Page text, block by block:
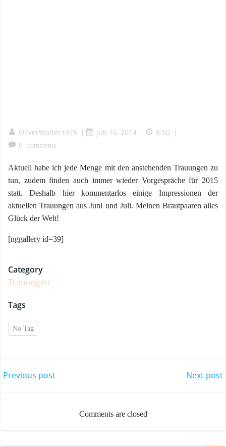
OliverWalter1978 | Juli 16, 2014 | 8:50 |
0 comments
Aktuell habe ich jede Menge mit den anstehenden Trauungen zu
tun, zudem finden auch immer wieder Vorgespräche für 2015
statt. Deshalb hier kommentarlos einige Impressionen der
aktuellen Trauungen aus Juni und Juli. Meinen Brautpaaren alles
Glück der Welt!
[nggallery id=39]
Category
Trauungen
Tags
No Tag
Previous post Next post
Comments are closed